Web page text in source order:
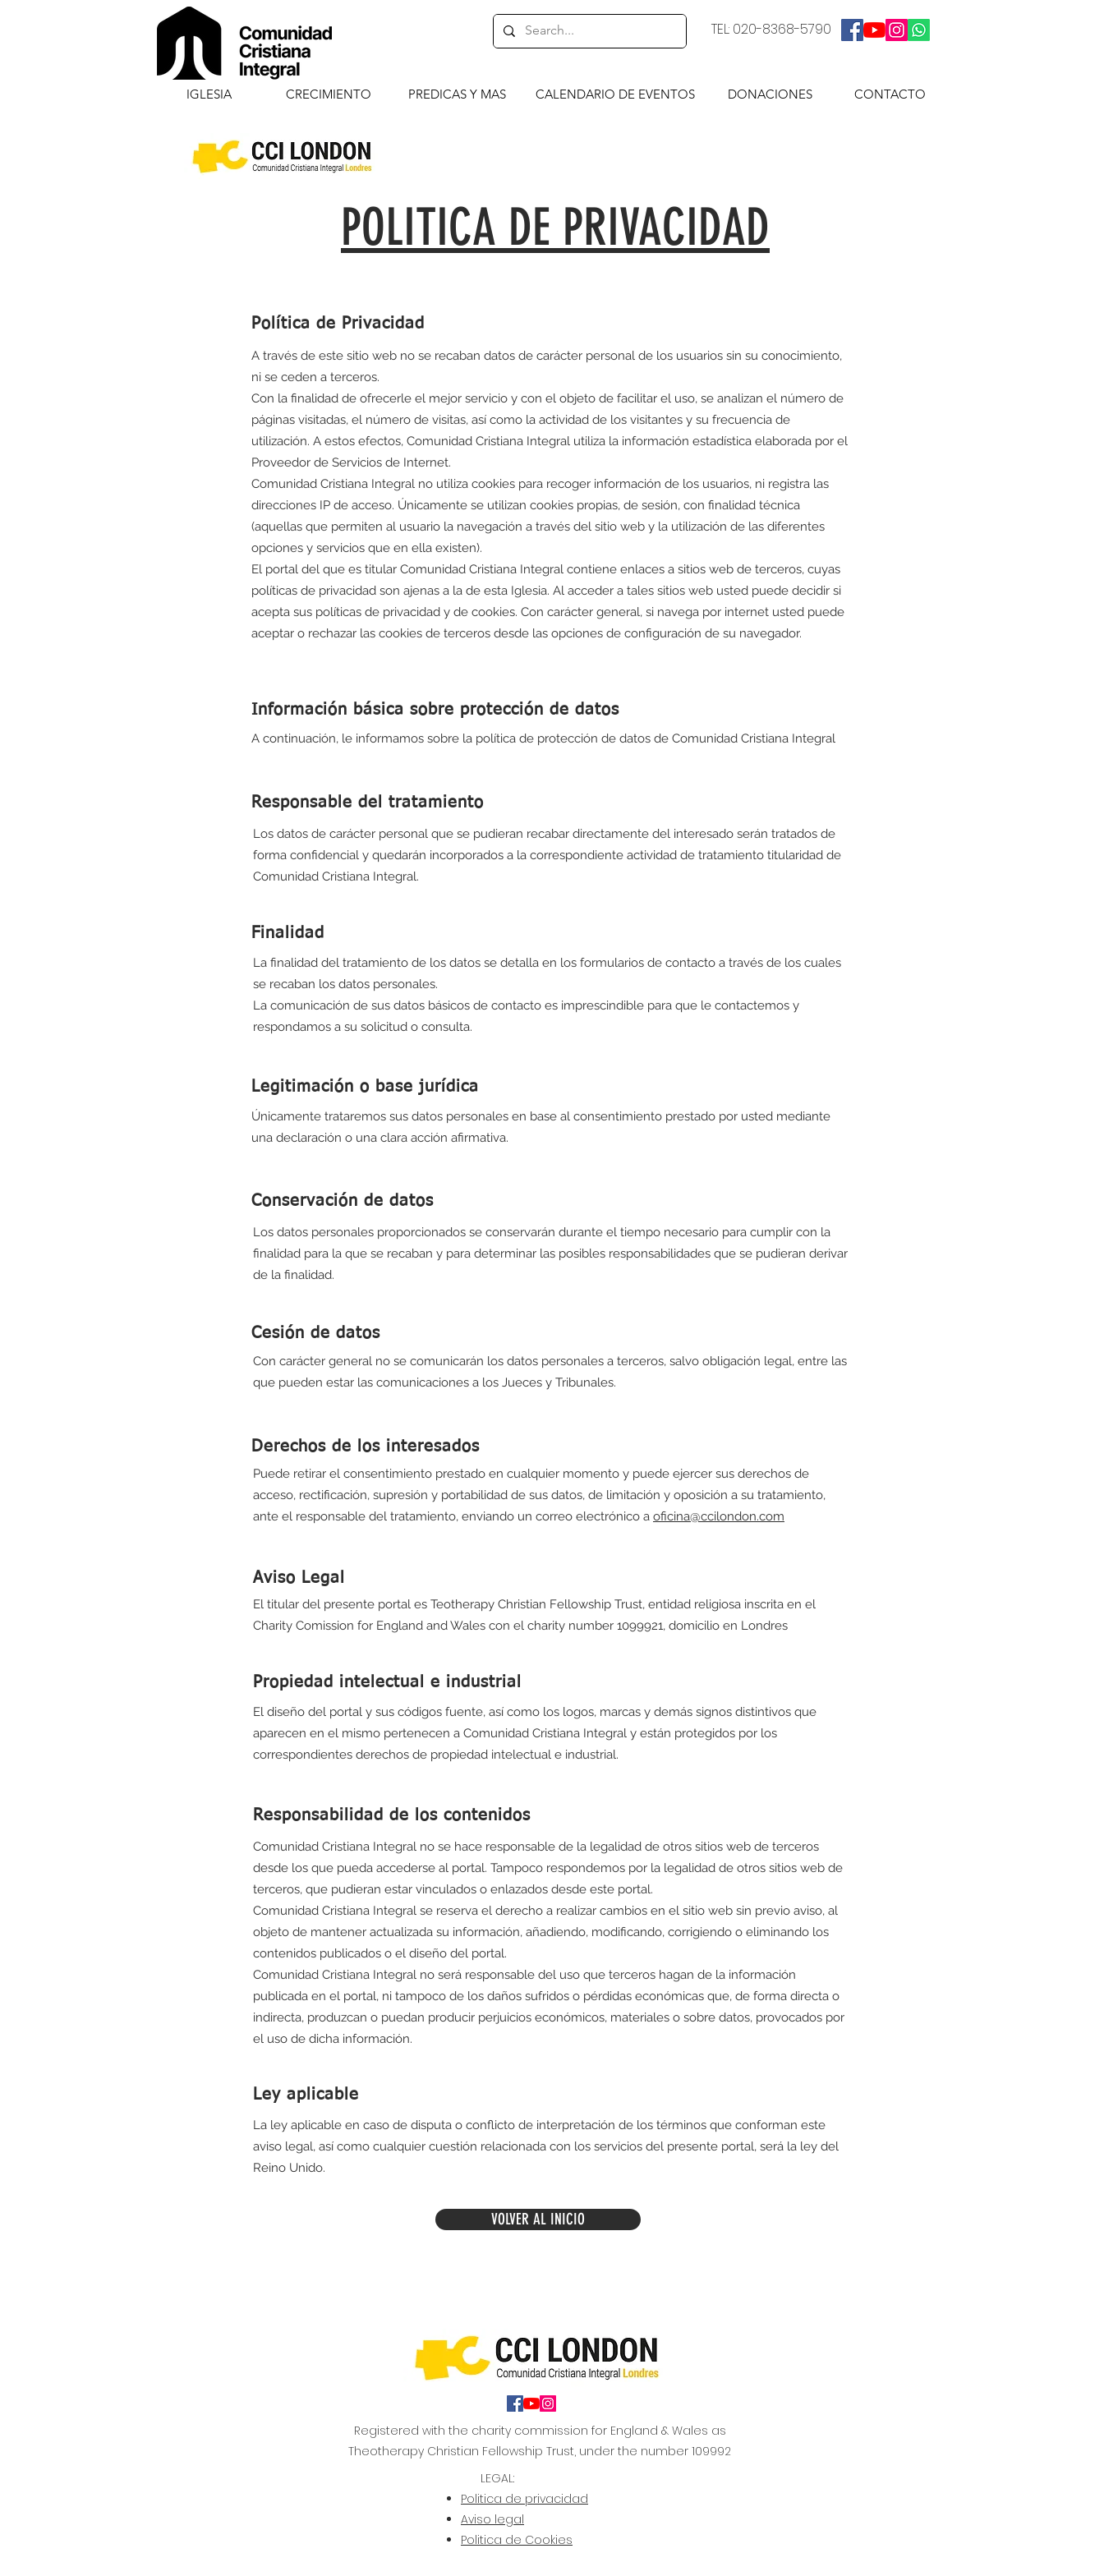
IGLESIA CRECIMIENTO
TEL: 020-8368-5790
PREDICAS Y MAS CALENDARIO DE EVENTOS DONACIONES CONTACTO
POLITICA DE PRIVACIDAD
Política de Privacidad
A través de este sitio web no se recaban datos de carácter personal de los usuarios sin su conocimiento,
ni se ceden a terceros.
Con la finalidad de ofrecerle el mejor servicio y con el objeto de facilitar el uso, se analizan el número de
páginas visitadas, el número de visitas, así como la actividad de los visitantes y su frecuencia de
utilización. A estos efectos, Comunidad Cristiana Integral utiliza la información estadística elaborada por el
Proveedor de Servicios de Internet.
Comunidad Cristiana Integral no utiliza cookies para recoger información de los usuarios, ni registra las
direcciones IP de acceso. Únicamente se utilizan cookies propias, de sesión, con finalidad técnica
(aquellas que permiten al usuario la navegación a través del sitio web y la utilización de las diferentes
opciones y servicios que en ella existen).
El portal del que es titular Comunidad Cristiana Integral contiene enlaces a sitios web de terceros, cuyas
políticas de privacidad son ajenas a la de esta Iglesia. Al acceder a tales sitios web usted puede decidir si
acepta sus políticas de privacidad y de cookies. Con carácter general, si navega por internet usted puede
aceptar o rechazar las cookies de terceros desde las opciones de configuración de su navegador.
Información básica sobre protección de datos
A continuación, le informamos sobre la política de protección de datos de Comunidad Cristiana Integral
Responsable del tratamiento
Los datos de carácter personal que se pudieran recabar directamente del interesado serán tratados de
forma confidencial y quedarán incorporados a la correspondiente actividad de tratamiento titularidad de
Comunidad Cristiana Integral.
Finalidad
La finalidad del tratamiento de los datos se detalla en los formularios de contacto a través de los cuales
se recaban los datos personales.
La comunicación de sus datos básicos de contacto es imprescindible para que le contactemos y
respondamos a su solicitud o consulta.
Legitimación o base jurídica
Únicamente trataremos sus datos personales en base al consentimiento prestado por usted mediante
una declaración o una clara acción afirmativa.
Conservación de datos
Los datos personales proporcionados se conservarán durante el tiempo necesario para cumplir con la
finalidad para la que se recaban y para determinar las posibles responsabilidades que se pudieran derivar
de la finalidad.
Cesión de datos
Con carácter general no se comunicarán los datos personales a terceros, salvo obligación legal, entre las
que pueden estar las comunicaciones a los Jueces y Tribunales.
Derechos de los interesados
Puede retirar el consentimiento prestado en cualquier momento y puede ejercer sus derechos de
acceso, rectificación, supresión y portabilidad de sus datos, de limitación y oposición a su tratamiento,
ante el responsable del tratamiento, enviando un correo electrónico a oficina@ccilondon.com
Aviso Legal
El titular del presente portal es Teotherapy Christian Fellowship Trust, entidad religiosa inscrita en el
Charity Comission for England and Wales con el charity number 1099921, domicilio en Londres
Propiedad intelectual e industrial
El diseño del portal y sus códigos fuente, así como los logos, marcas y demás signos distintivos que
aparecen en el mismo pertenecen a Comunidad Cristiana Integral y están protegidos por los
correspondientes derechos de propiedad intelectual e industrial.
Responsabilidad de los contenidos
Comunidad Cristiana Integral no se hace responsable de la legalidad de otros sitios web de terceros
desde los que pueda accederse al portal. Tampoco respondemos por la legalidad de otros sitios web de
terceros, que pudieran estar vinculados o enlazados desde este portal.
Comunidad Cristiana Integral se reserva el derecho a realizar cambios en el sitio web sin previo aviso, al
objeto de mantener actualizada su información, añadiendo, modificando, corrigiendo o eliminando los
contenidos publicados o el diseño del portal.
Comunidad Cristiana Integral no será responsable del uso que terceros hagan de la información
publicada en el portal, ni tampoco de los daños sufridos o pérdidas económicas que, de forma directa o
indirecta, produzcan o puedan producir perjuicios económicos, materiales o sobre datos, provocados por
el uso de dicha información.
Ley aplicable
La ley aplicable en caso de disputa o conflicto de interpretación de los términos que conforman este
aviso legal, así como cualquier cuestión relacionada con los servicios del presente portal, será la ley del
Reino Unido.
VOLVER AL INICIO
Registered with the charity commission for England & Wales as
Theotherapy Christian Fellowship Trust, under the number 109992
LEGAL:
Politica de privacidad
Aviso legal
Politica de Cookies